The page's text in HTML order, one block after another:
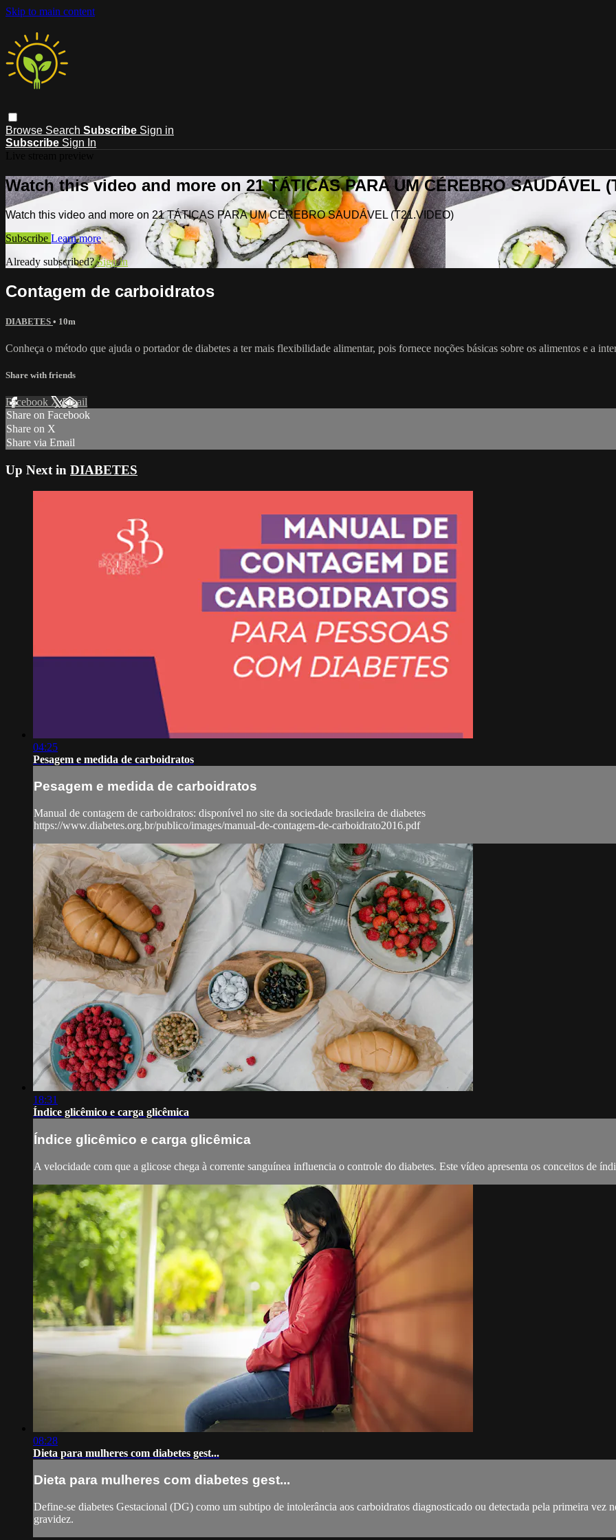
Skip to main content
Browse Search Subscribe Sign in
Subscribe Sign In
Watch this video and more on 21 TÁTICAS PARA UM CÉREBRO SAUDÁVEL
Watch this video and more on 21 TÁTICAS PARA UM CÉREBRO SAUDÁVEL (T21.VIDEO)
Subscribe Learn more
Already subscribed?Sign in
Contagem de carboidratos
DIABETES • 10m
Conheça o método que ajuda o portador de diabetes a ter mais flexibilidade alimentar, pois fornece noções básicas sobre os alimentos e a
Share with friends
Facebook XEmail
Share on Facebook
Share on X
Share via Email
Up Next in DIABETES
04:25
Pesagem e medida de carboidratos
Pesagem e medida de carboidratos
Manual de contagem de carboidratos: disponível no site da sociedade brasileira de diabetes
https://www.diabetes.org.br/publico/images/manual-de-contagem-de-carboidrato2016.pdf
18:31
Índice glicêmico e carga glicêmica
Índice glicêmico e carga glicêmica
A velocidade com que a glicose chega à corrente sanguínea influencia o controle do diabetes. Este vídeo apresenta os conceitos de
08:28
Dieta para mulheres com diabetes gest...
Dieta para mulheres com diabetes gest...
Define-se diabetes Gestacional (DG) como um subtipo de intolerância aos carboidratos diagnosticado ou detectada pela primeira vez
gravidez.